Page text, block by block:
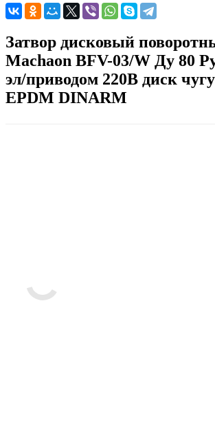
Затвор дисковый
Machaon BFV-03/W Ду 80
эл/приводом 220В диск
EPDM DINARM